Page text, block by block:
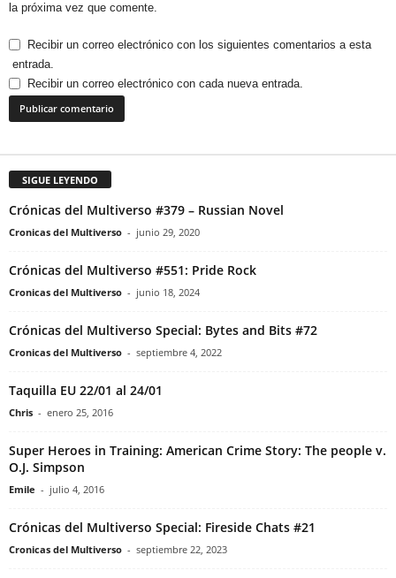
la próxima vez que comente.
Recibir un correo electrónico con los siguientes comentarios a esta
entrada.
Recibir un correo electrónico con cada nueva entrada.
SIGUE LEYENDO
Crónicas del Multiverso #379 – Russian Novel
Cronicas del Multiverso - junio 29, 2020
Crónicas del Multiverso #551: Pride Rock
Cronicas del Multiverso - junio 18, 2024
Crónicas del Multiverso Special: Bytes and Bits #72
Cronicas del Multiverso - septiembre 4, 2022
Taquilla EU 22/01 al 24/01
Chris - enero 25, 2016
Super Heroes in Training: American Crime Story: The people v.
O.J. Simpson
Emile - julio 4, 2016
Crónicas del Multiverso Special: Fireside Chats #21
Cronicas del Multiverso - septiembre 22, 2023